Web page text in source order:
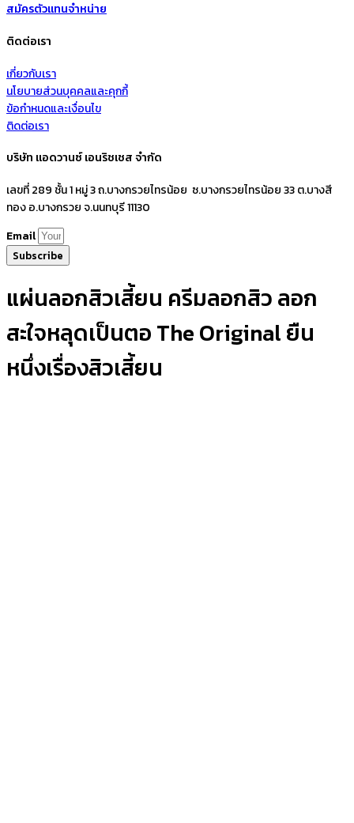
สมัครตัวแทนจำหน่าย
ติดต่อเรา
เกี่ยวกับเรา
นโยบายส่วนบุคคลและคุกกี้
ข้อกำหนดและเงื่อนไข
ติดต่อเรา
บริษัท แอดวานซ์ เอนริชเชส จำกัด
เลขที่ 289 ชั้น 1 หมู่ 3 ถ.บางกรวยไทรน้อย ซ.บางกรวยไทรน้อย 33 ต.บางสี
ทอง อ.บางกรวย จ.นนทบุรี 11130
Email
Subscribe
แผ่นลอกสิวเสี้ยน ครีมลอกสิว ลอก
สะใจหลุดเป็นตอ The Original ยืน
หนึ่งเรื่องสิวเสี้ยน